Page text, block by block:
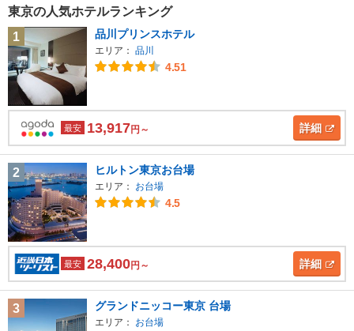
東京の人気ホテルランキング
1
品川プリンスホテル
エリア： 品川
4.51
最安 13,917円～ 詳細
2 ヒルトン東京お台場
エリア： お台場
4.5
最安 28,400円～ 詳細
3 グランドニッコー東京 台場
エリア： お台場